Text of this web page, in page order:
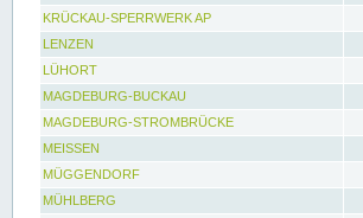
KRÜCKAU-SPERRWERK AP
LENZEN
LÜHORT
MAGDEBURG-BUCKAU
MAGDEBURG-STROMBRÜCKE
MEISSEN
MÜGGENDORF
MÜHLBERG